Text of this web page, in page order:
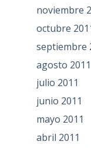
noviembre
octubre
septiembre
agosto 2011
julio 2011
junio 2011
mayo 2011
abril 2011